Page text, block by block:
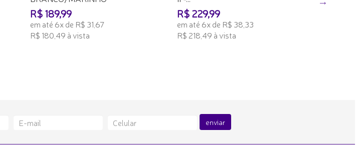
R$ 189,99
em até 6x de R$ 31,67
R$ 180,49 à vista
R$ 229,99
em até 6x de R$ 38,33
R$ 218,49 à vista
enviar